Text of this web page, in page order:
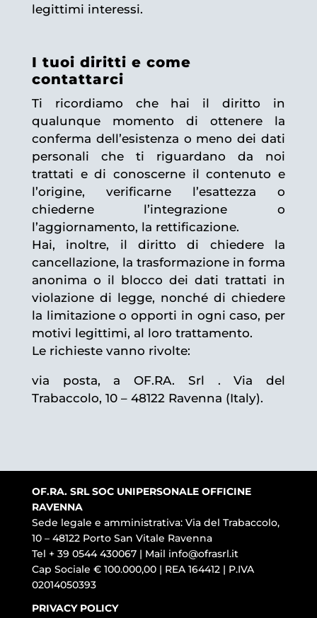
legittimi interessi.
I tuoi diritti e come
contattarci
Ti ricordiamo che hai il diritto in
qualunque momento di ottenere la
conferma dell’esistenza o meno dei dati
personali che ti riguardano da noi
trattati e di conoscerne il contenuto e
l’origine, verificarne l’esattezza o
chiederne l’integrazione o
l’aggiornamento, la rettificazione.
Hai, inoltre, il diritto di chiedere la
cancellazione, la trasformazione in forma
anonima o il blocco dei dati trattati in
violazione di legge, nonché di chiedere
la limitazione o opporti in ogni caso, per
motivi legittimi, al loro trattamento.
Le richieste vanno rivolte:
via posta, a OF.RA. Srl . Via del
Trabaccolo, 10 – 48122 Ravenna (Italy).
OF.RA. SRL SOC UNIPERSONALE OFFICINE
RAVENNA
Sede legale e amministrativa: Via del Trabaccolo,
10 – 48122 Porto San Vitale Ravenna
Tel + 39 0544 430067 | Mail info@ofrasrl.it
Cap Sociale € 100.000,00 | REA 164412 | P.IVA
02014050393
PRIVACY POLICY